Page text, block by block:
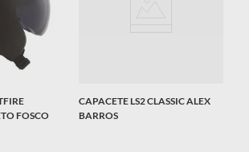
FOSCO
CAPACETE LS2 CLASSIC ALEX
BARROS